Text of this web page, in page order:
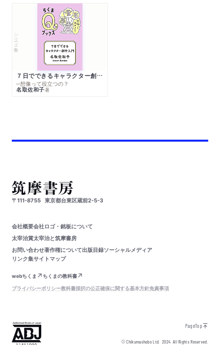
シリーズ・全集
７日でできるキャラクター創作入門
─想像って役立つの？
名取佐和子著
〒111-8755 東京都台東区蔵前2-5-3
会社概要会社ロゴ・銘板について
太宰治賞太宰治と筑摩書房
お問い合わせ著作権について出版目録ソーシャルメディア
リンク集サイトマップ
webちくま
ちくまの教科書
プライバシーポリシー教科書採択の公正確保に関する基本方針免責事項
PageTop
© Chikumashobo Ltd.2024 All Rights Reserved.